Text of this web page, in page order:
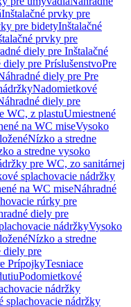
Inštalačné prvky pre
pre bidetyInštalačné
prvky pre
diely pre Inštalačné
diely pre PríslušenstvoPre
diely pre Pre
Nadomietkové
diely pre
WC, z plastuUmiestnené
na WC miseVysoko
Nízko a stredne
a stredne vysoko
pre WC, zo sanitárnej
splachovacie nádržky
na WC miseNáhradné
rúrky pre
diely pre
nádržkyVysoko
Nízko a stredne
diely pre
PrípojkyTesniace
Podomietkové
nádržky
splachovacie nádržky